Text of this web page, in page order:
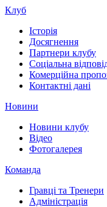
Клуб
Історія
Досягнення
Партнери клубу
Соціальна
Комерційна
Контактні дані
Новини
Новини клубу
Відео
Фотогалерея
Команда
Гравці та Тренери
Адміністрація